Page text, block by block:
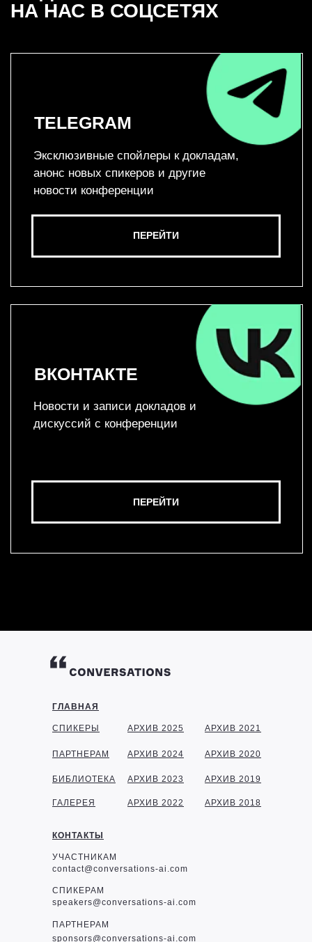
ГЛАВНАЯ
КОНТАКТЫ
СПИКЕРЫ
ПАРТНЕРАМ
БИБЛИОТЕКА
УЧАСТНИКАМ
contact@conversations-ai.com
СПИКЕРАМ
speakers@conversations-ai.com
ПАРТНЕРАМ
sponsors@conversations-ai.com
ГАЛЕРЕЯ
АРХИВ 2025
АРХИВ 2024
АРХИВ 2023
АРХИВ 2022
АРХИВ 2021
АРХИВ 2020
АРХИВ 2019
АРХИВ 2018